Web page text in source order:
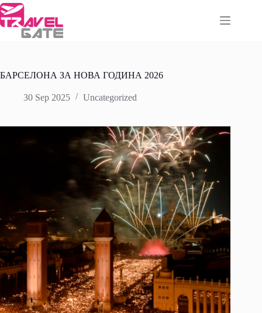
Skip
to
content
БАРСЕЛОНА ЗА НОВА ГОДИНА 2026
30 Sep 2025 Uncategorized